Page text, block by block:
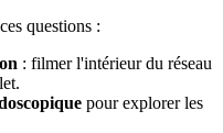
questions :
: filmer l'intérieur du réseau
pour explorer les